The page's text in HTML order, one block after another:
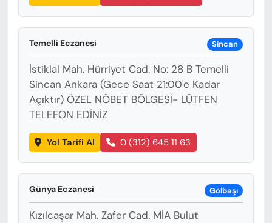
Temelli Eczanesi Sincan
İstiklal Mah. Hürriyet Cad. No: 28 B Temelli
Sincan Ankara (Gece Saat 21:00'e Kadar
Açıktır) ÖZEL NÖBET BÖLGESİ- LÜTFEN
TELEFON EDİNİZ
Yol Tarifi Al 0 (312) 645 11 63
Günya Eczanesi Gölbaşı
Kızılcaşar Mah. Zafer Cad. MİA Bulut